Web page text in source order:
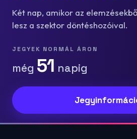
Két nap, amikor az
lesz a szektor döntéshozóival.
JEGYEK NORMÁL ÁRON
még 51 napig